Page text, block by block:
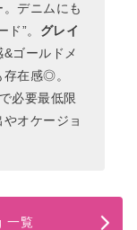
デニムにも
”。 グレイ
&ゴールドメ
存在感◎。
で必要最低限
オケージョ
一覧